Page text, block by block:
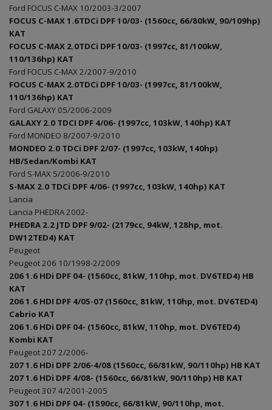
Ford FOCUS C-MAX 10/2003-3/2007
FOCUS C-MAX 1.6TDCi DPF 10/03- (1560cc, 66/80kW, 90/109hp)
KAT
FOCUS C-MAX 2.0TDCi DPF 10/03- (1997cc, 81/100kW,
110/136hp) KAT
Ford FOCUS C-MAX 2/2007-9/2010
FOCUS C-MAX 2.0TDCi DPF 10/03- (1997cc, 81/100kW,
110/136hp) KAT
Ford GALAXY 05/2006-2009
GALAXY 2.0 TDCI DPF 4/06- (1997cc, 103kW, 140hp) KAT
Ford MONDEO 8/2007-9/2010
MONDEO 2.0 TDCi DPF 2/07- (1997cc, 103kW, 140hp)
HB/Sedan/Kombi KAT
Ford S-MAX 5/2006-9/2010
S-MAX 2.0 TDCi DPF 4/06- (1997cc, 103kW, 140hp) KAT
Lancia
Lancia PHEDRA 2002-
PHEDRA 2.2 JTD DPF 9/02- (2179cc, 94kW, 128hp, mot.
DW12TED4) KAT
Peugeot
Peugeot 206 10/1998-2/2009
206 1.6 HDi DPF 04- (1560cc, 81kW, 110hp, mot. DV6TED4) HB
KAT
206 1.6 HDI DPF 4/05-07 (1560cc, 81kW, 110hp, mot. DV6TED4)
Cabrio KAT
206 1.6 HDi DPF 04- (1560cc, 81kW, 110hp, mot. DV6TED4)
Kombi KAT
Peugeot 207 2/2006-
207 1.6 HDi DPF 2/06-4/08 (1560cc, 66/81kW, 90/110hp) HB KAT
207 1.6 HDi DPF 4/08- (1560cc, 66/81kW, 90/110hp) HB KAT
Peugeot 307 4/2001-2005
307 1.6 HDi DPF 04- (1590cc, 66/81kW, 90/110hp, mot.